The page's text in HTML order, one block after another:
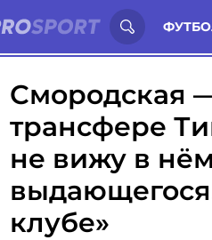
Иностранцы о спорте России:
Смородская
трансфере
не вижу в
клубе»